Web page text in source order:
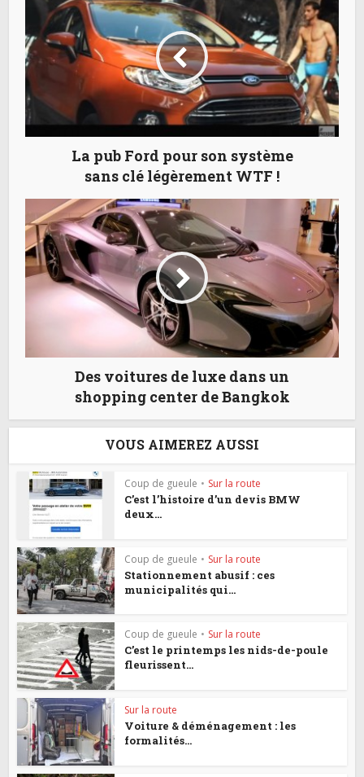
La pub Ford pour son système
sans clé légèrement WTF !
Des voitures de luxe dans un
shopping center de Bangkok
VOUS AIMEREZ AUSSI
Coup de gueule • Sur la route
C’est l’histoire d’un devis BMW
deux...
Coup de gueule • Sur la route
Stationnement abusif : ces
municipalités qui...
Coup de gueule • Sur la route
C’est le printemps les nids-de-poule
fleurissent...
Sur la route
Voiture & déménagement : les
formalités...